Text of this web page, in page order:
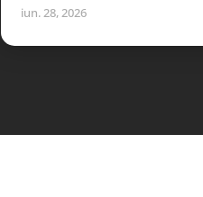
iun. 28, 2026